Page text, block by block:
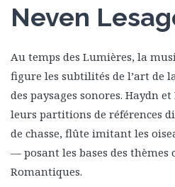
Neven
Au temps des Lumières, la
figure les subtilités de l’art de
des paysages sonores. Haydn
leurs partitions de références
de chasse, flûte imitant les
— posant les bases des thèmes
Romantiques.